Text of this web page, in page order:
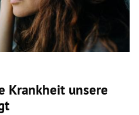
Krankheit unsere